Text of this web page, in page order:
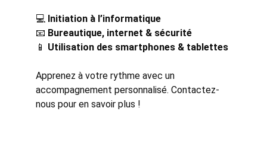
💻 Initiation à l’informatique
📧 Bureautique, internet & sécurité
📱 Utilisation des smartphones & tablettes
Apprenez à votre rythme avec un
accompagnement personnalisé. Contactez-
nous pour en savoir plus !